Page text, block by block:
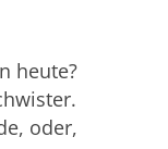
heute?
oder,